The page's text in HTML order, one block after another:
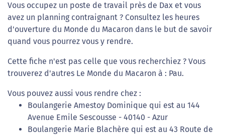
Vous occupez un poste de travail près de Dax et vous
avez un planning contraignant ? Consultez les heures
d'ouverture du Monde du Macaron dans le but de savoir
quand vous pourrez vous y rendre.
Cette fiche n'est pas celle que vous recherchiez ? Vous
trouverez d'autres Le Monde du Macaron à : Pau.
Vous pouvez aussi vous rendre chez :
Boulangerie Amestoy Dominique qui est au 144
Avenue Emile Sescousse - 40140 - Azur
Boulangerie Marie Blachère qui est au 43 Route de